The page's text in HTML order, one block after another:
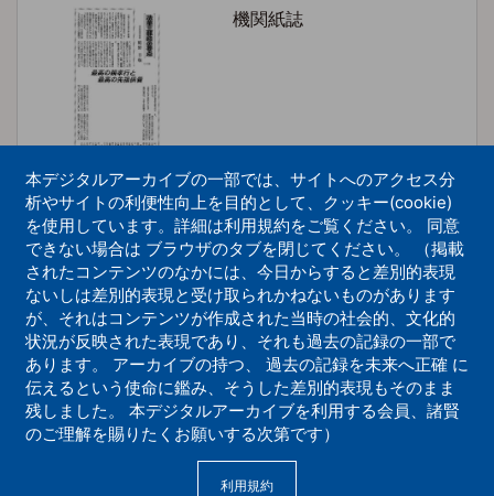
機関紙誌
法華三部経の要点107
機関紙誌
本デジタルアーカイブの一部では、サイトへのアクセス分
析やサイトの利便性向上を目的として、クッキー(cookie)
を使用しています。詳細は利用規約をご覧ください。 同意
できない場合は ブラウザのタブを閉じてください。 （掲載
されたコンテンツのなかには、今日からすると差別的表現
ないしは差別的表現と受け取られかねないものがあります
が、それはコンテンツが作成された当時の社会的、文化的
状況が反映された表現であり、それも過去の記録の一部で
あります。 アーカイブの持つ、 過去の記録を未来へ正確 に
伝えるという使命に鑑み、そうした差別的表現もそのまま
残しました。 本デジタルアーカイブを利用する会員、諸賢
のご理解を賜りたくお願いする次第です）
利用規約